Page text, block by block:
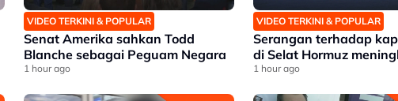
VIDEO TERKINI & POPULAR
Senat Amerika sahkan Todd
Blanche sebagai Peguam Negara
1 hour ago
VIDEO TERKINI & POPULAR
Serangan terhadap
di Selat Hormuz
1 hour ago